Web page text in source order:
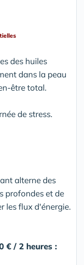
des huiles
dans la peau
être total.
de stress.
alterne des
profondes et de
les flux d'énergie.
€ / 2 heures :